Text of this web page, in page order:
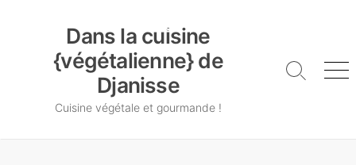
Dans la cuisine
{végétalienne} de
Djanisse
Cuisine végétale et gourmande !
Search